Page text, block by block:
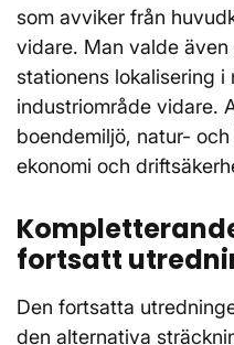
som avviker från
vidare. Man valde
stationens lokalisering
industriområde vidare.
boendemiljö, natur-
ekonomi och
fortsatt
Den fortsatta
den alternativa